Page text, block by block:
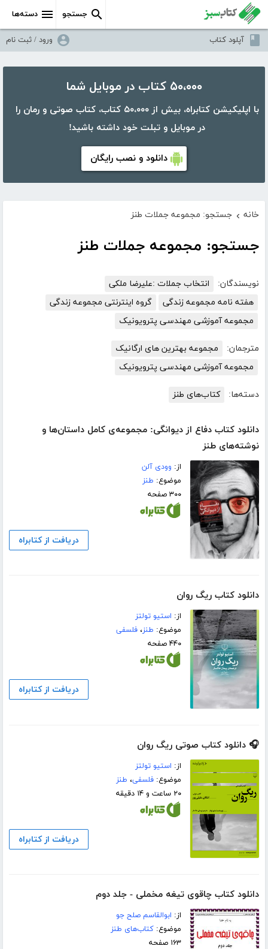
دسته‌ها جستجو
آپلود کتاب ورود / ثبت نام
۵۰،۰۰۰ کتاب در موبایل شما
با اپلیکیشن کتابراه، بیش از ۵۰،۰۰۰ کتاب، کتاب صوتی و رمان را
در موبایل و تبلت خود داشته باشید!
دانلود و نصب رایگان
خانه › جستجو: مجموعه جملات طنز
جستجو: مجموعه جملات طنز
نویسندگان:
انتخاب جملات :علیرضا ملکی
هفته نامه مجموعه زندگی
گروه اینترنتی مجموعه زندگی
مجموعه آموزشی مهندسی پترویونیک
مترجمان:
مجموعه بهترین های ارگانیک
مجموعه آموزشی مهندسی پترویونیک
دسته‌ها: کتاب‌های طنز
دانلود کتاب دفاع از دیوانگی: مجموعه‌ی کامل داستان‌ها و
نوشته‌های طنز
از: وودی آلن
موضوع: طنز
۳۰۰ صفحه
دریافت از کتابراه
دانلود کتاب ریگ روان
از: استیو تولتز
موضوع: طنز،فلسفی
۴۴۰ صفحه
دریافت از کتابراه
🎧 دانلود کتاب صوتی ریگ روان
از: استیو تولتز
موضوع:فلسفی، طنز
۲۰ ساعت و ۱۴ دقیقه
دریافت از کتابراه
دانلود کتاب چاقوی تیغه مخملی - جلد دوم
از: ابوالقاسم صلح جو
موضوع:کتاب‌های طنز
۱۶۳ صفحه